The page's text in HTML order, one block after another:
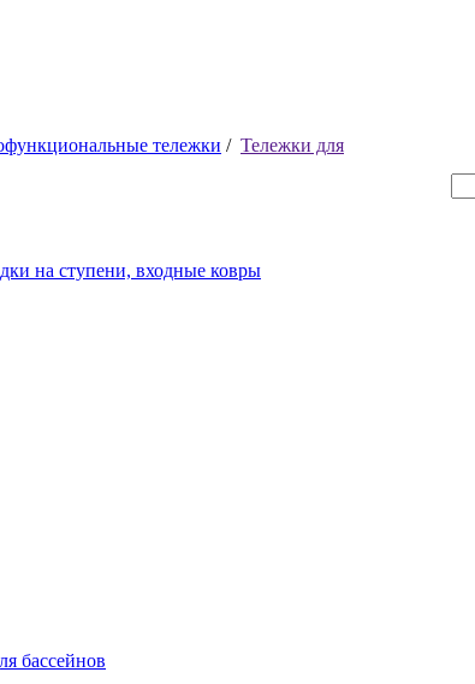
тележки / Тележки для
на ступени, входные ковры
бассейнов